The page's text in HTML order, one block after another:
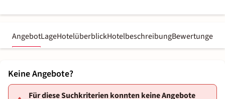
AngebotLageHotelüberblickHotelbeschreibungBewertungen
Keine Angebote?
Für diese Suchkriterien konnten keine Angebote